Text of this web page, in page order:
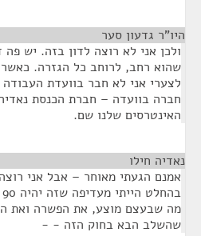
היו"ר גדעון סער
ולכן אני לא רוצה לדון בזה. יש
שהוא רחב, לרוחב כל הגזרה.
לצערי אני לא חבר בוועדת
חברה בוועדה – חברת הכנסת
האינטרסים שלנו שם.
נאדיה חילו
אמנם הגעתי מאוחר – אבל אני
מה שבעצם מוצע, את הפשרה ואת
שהשלב הבא בחוק הזה - -